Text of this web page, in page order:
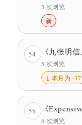
5 次浏览
新
54 《九张明
5 次浏览
↓ 本月为−37
55 《
5 次浏览